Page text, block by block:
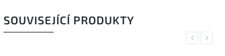
SOUVISEJÍCÍ PRODUKTY
Previous
Next